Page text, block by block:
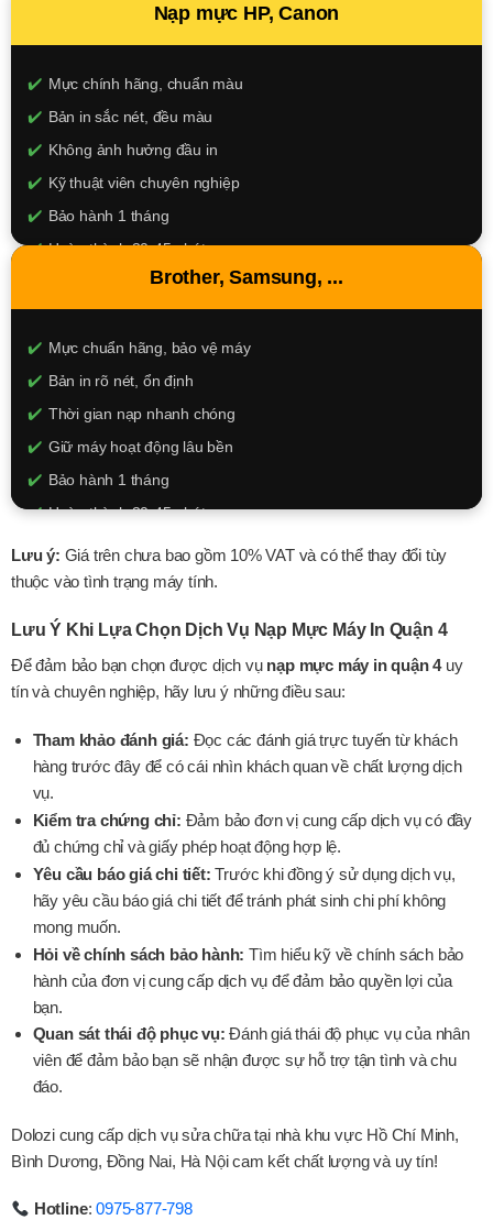
150.000đ/màu
XEM CHI TIẾT
Nạp mực HP, Canon
Mực chính hãng, chuẩn màu
Bản in sắc nét, đều màu
Không ảnh hưởng đầu in
Kỹ thuật viên chuyên nghiệp
Bảo hành 1 tháng
Hoàn thành 30-45 phút
120.000đ
XEM CHI TIẾT
Brother, Samsung, ...
Mực chuẩn hãng, bảo vệ máy
Bản in rõ nét, ổn định
Thời gian nạp nhanh chóng
Giữ máy hoạt động lâu bền
Bảo hành 1 tháng
Hoàn thành 30-45 phút
180.000đ
Lưu ý: Giá trên chưa bao gồm 10% VAT và có thể thay đổi tùy
thuộc vào tình trạng máy tính.
Lưu Ý Khi Lựa Chọn Dịch Vụ Nạp Mực Máy In Quận 4
Để đảm bảo bạn chọn được dịch vụ nạp mực máy in quận 4uy
tín và chuyên nghiệp, hãy lưu ý những điều sau:
Tham khảo đánh giá: Đọc các đánh giá trực tuyến từ khách
hàng trước đây để có cái nhìn khách quan về chất lượng dịch
vụ.
Kiểm tra chứng chỉ: Đảm bảo đơn vị cung cấp dịch vụ có đầy
đủ chứng chỉ và giấy phép hoạt động hợp lệ.
Yêu cầu báo giá chi tiết: Trước khi đồng ý sử dụng dịch vụ,
hãy yêu cầu báo giá chi tiết để tránh phát sinh chi phí không
mong muốn.
Hỏi về chính sách bảo hành: Tìm hiểu kỹ về chính sách bảo
hành của đơn vị cung cấp dịch vụ để đảm bảo quyền lợi của
bạn.
Quan sát thái độ phục vụ: Đánh giá thái độ phục vụ của nhân
viên để đảm bảo bạn sẽ nhận được sự hỗ trợ tận tình và chu
đáo.
Dolozi cung cấp dịch vụ sửa chữa tại nhà khu vực Hồ Chí Minh,
Bình Dương, Đồng Nai, Hà Nội cam kết chất lượng và uy tín!
Hotline:0975-877-798